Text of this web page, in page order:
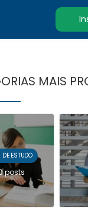
MAIS
ESTUDO
posts